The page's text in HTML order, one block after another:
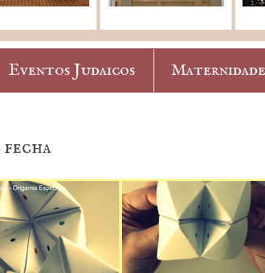
Eventos Judaicos Maternidade